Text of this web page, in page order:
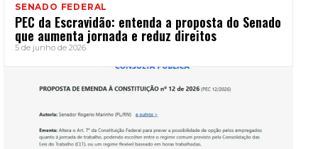
SENADO FEDERAL
PEC da Escravidão: entenda a proposta do Senado
que aumenta jornada e reduz direitos
5 de junho de 2026